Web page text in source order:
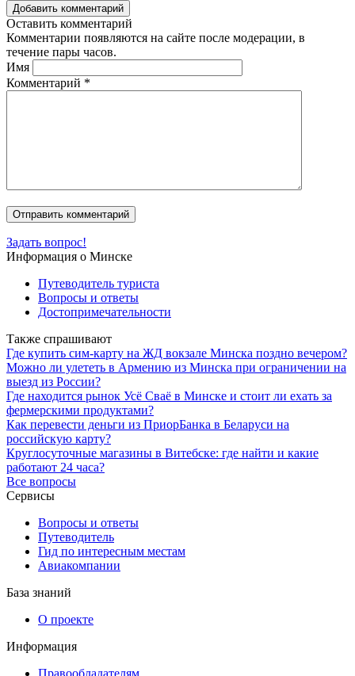
Добавить комментарий
Оставить комментарий
Комментарии появляются на сайте после модерации, в
течение пары часов.
Имя
Комментарий *
Задать вопрос!
Информация о Минске
Путеводитель туриста
Вопросы и ответы
Достопримечательности
Также спрашивают
Где купить сим-карту на ЖД вокзале Минска поздно вечером?
Можно ли улететь в Армению из Минска при ограничении на
выезд из России?
Где находится рынок Усё Сваё в Минске и стоит ли ехать за
фермерскими продуктами?
Как перевести деньги из ПриорБанка в Беларуси на
российскую карту?
Круглосуточные магазины в Витебске: где найти и какие
работают 24 часа?
Все вопросы
Сервисы
Вопросы и ответы
Путеводитель
Гид по интересным местам
Авиакомпании
База знаний
О проекте
Информация
Правообладателям